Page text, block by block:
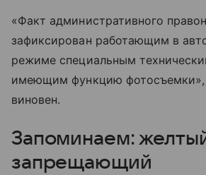
«Факт административного
зафиксирован работающим в
режиме специальным
имеющим функцию
виновен.
Запоминаем:
запрещающий